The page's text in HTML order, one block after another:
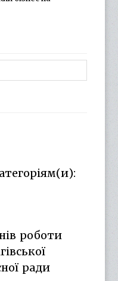
роботи
ради